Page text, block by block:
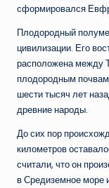
сформировался
Плодородный
цивилизации. Его
расположена между
плодородным
шести тысяч лет
древние народы.
До сих пор
километров
считали, что он
в Средиземное море